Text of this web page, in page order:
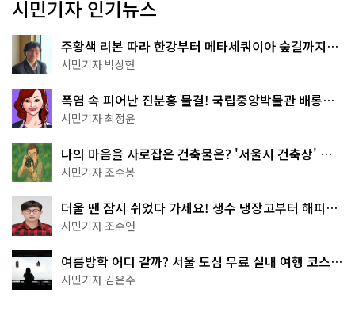
시민기자 인기뉴스
주황색 리본 따라 한강부터 메타세쿼이아 숲길까지…
서울둘레길 15코스
시민기자 박상현
폭염 속 피어난 진분홍 물결! 국립중앙박물관 배롱나
무 명소
시민기자 최정윤
나의 마음을 사로잡은 건축물은? '서울시 건축상' 수
상작 공개!
시민기자 조수봉
더울 땐 잠시 쉬었다 가세요! 생수 냉장고부터 해피소
·무더위쉼터까지
시민기자 조수연
여름방학 어디 갈까? 서울 도심 무료 실내 여행 코스
추천
시민기자 김은주